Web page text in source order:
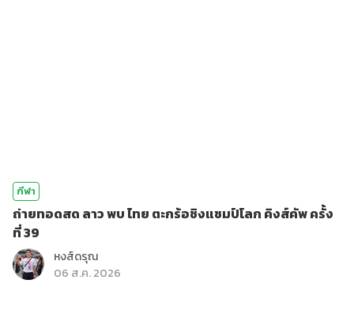
กีฬา
ถ่ายทอดสด ลาว พบ ไทย ตะกร้อชิงแชมป์โลก คิงส์คัพ ครั้ง
ที่ 39
หงส์ดรุณ
06 ส.ค. 2026